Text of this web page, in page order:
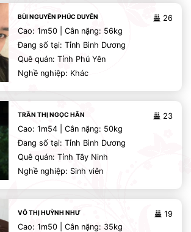
26
BÙI NGUYÊN PHÚC DUYÊN
Cao: 1m50 | Cân nặng: 56kg
Đang số tại: Tỉnh Bình Dương
Quê quán: Tỉnh Phú Yên
Nghề nghiệp: Khác
23
TRẦN THỊ NGỌC HÂN
Cao: 1m54 | Cân nặng: 50kg
Đang số tại: Tỉnh Bình Dương
Quê quán: Tỉnh Tây Ninh
Nghề nghiệp: Sinh viên
19
VÕ THỊ HUỲNH NHƯ
Cao: 1m50 | Cân nặng: 35kg